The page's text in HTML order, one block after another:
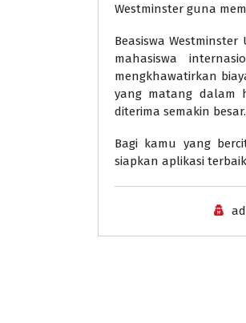
Westminster guna
Beasiswa
mahasiswa
mengkhawatirkan
yang matang dalam
diterima semakin besar.
Bagi kamu yang
siapkan aplikasi